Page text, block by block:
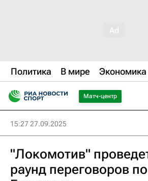
Политика В мире Экономика
Матч-центр
15:27 27.09.2025
"Локомотив"
раунд переговоров